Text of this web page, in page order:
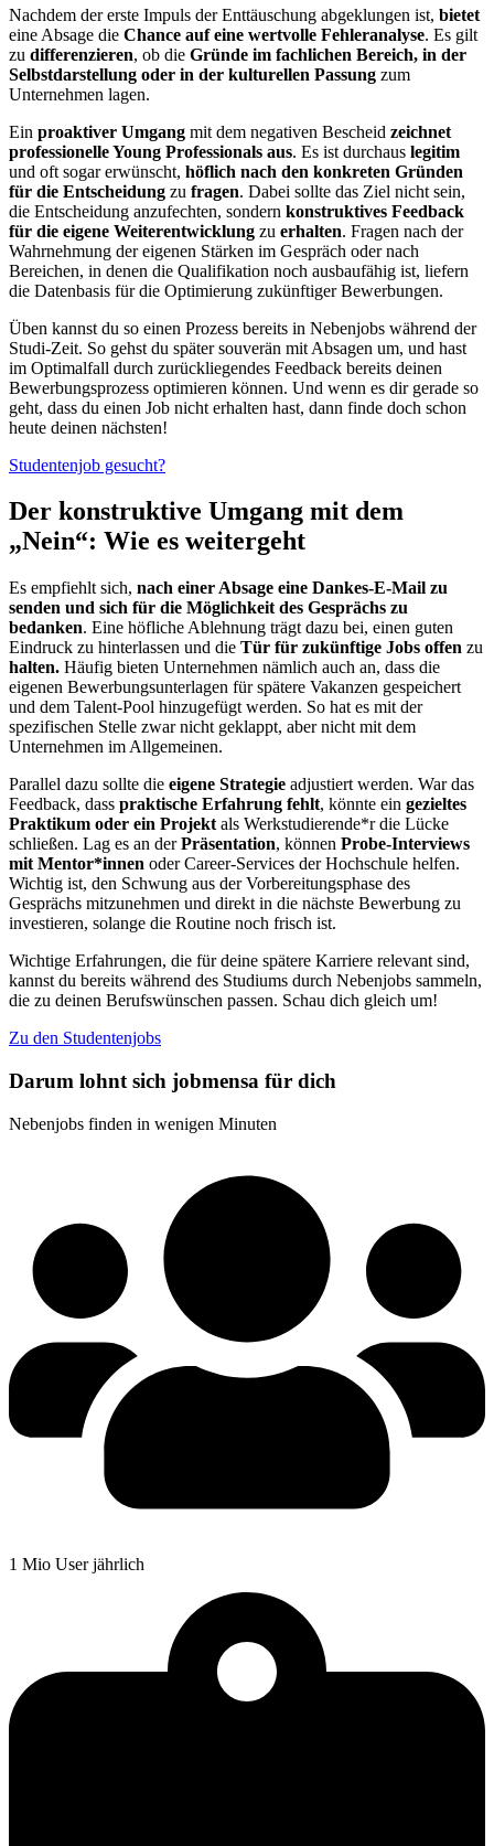
Nachdem der erste Impuls der Enttäuschung abgeklungen ist, bietet
eine Absage die Chance auf eine wertvolle Fehleranalyse. Es gilt
zu differenzieren, ob die Gründe im fachlichen Bereich, in der
Selbstdarstellung oder in der kulturellen Passung zum
Unternehmen lagen.
Ein proaktiver Umgang mit dem negativen Bescheid zeichnet
professionelle Young Professionals aus. Es ist durchaus legitim
und oft sogar erwünscht, höflich nach den konkreten Gründen
für die Entscheidung zu fragen. Dabei sollte das Ziel nicht sein,
die Entscheidung anzufechten, sondern konstruktives Feedback
für die eigene Weiterentwicklung zu erhalten. Fragen nach der
Wahrnehmung der eigenen Stärken im Gespräch oder nach
Bereichen, in denen die Qualifikation noch ausbaufähig ist, liefern
die Datenbasis für die Optimierung zukünftiger Bewerbungen.
Üben kannst du so einen Prozess bereits in Nebenjobs während der
Studi-Zeit. So gehst du später souverän mit Absagen um, und hast
im Optimalfall durch zurückliegendes Feedback bereits deinen
Bewerbungsprozess optimieren können. Und wenn es dir gerade so
geht, dass du einen Job nicht erhalten hast, dann finde doch schon
heute deinen nächsten!
Studentenjob gesucht?
Der konstruktive Umgang mit dem
„Nein“: Wie es weitergeht
Es empfiehlt sich, nach einer Absage eine Dankes-E-Mail zu
senden und sich für die Möglichkeit des Gesprächs zu
bedanken. Eine höfliche Ablehnung trägt dazu bei, einen guten
Eindruck zu hinterlassen und die Tür für zukünftige Jobs offen zu
halten. Häufig bieten Unternehmen nämlich auch an, dass die
eigenen Bewerbungsunterlagen für spätere Vakanzen gespeichert
und dem Talent-Pool hinzugefügt werden. So hat es mit der
spezifischen Stelle zwar nicht geklappt, aber nicht mit dem
Unternehmen im Allgemeinen.
Parallel dazu sollte die eigene Strategie adjustiert werden. War das
Feedback, dass praktische Erfahrung fehlt, könnte ein gezieltes
Praktikum oder ein Projekt als Werkstudierende*r die Lücke
schließen. Lag es an derPräsentation, können Probe-Interviews
mit Mentor*innen oder Career-Services der Hochschule helfen.
Wichtig ist, den Schwung aus der Vorbereitungsphase des
Gesprächs mitzunehmen und direkt in die nächste Bewerbung zu
investieren, solange die Routine noch frisch ist.
Wichtige Erfahrungen, die für deine spätere Karriere relevant sind,
kannst du bereits während des Studiums durch Nebenjobs sammeln,
die zu deinen Berufswünschen passen. Schau dich gleich um!
Zu den Studentenjobs
Darum lohnt sich jobmensa für dich
Nebenjobs finden in wenigen Minuten
1 Mio User jährlich